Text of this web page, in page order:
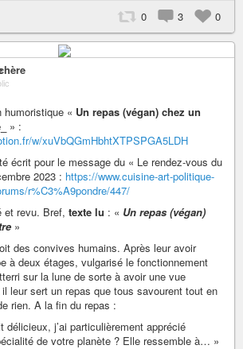
0 3 0
humoristique « Un repas (végan) chez un
» :
w/xuVbQGmHbhtXTPSPGA5LDH
écrit pour le message du « Le rendez-vous du
2023 : https://www.cuisine-art-politique-
r%C3%A9pondre/447/
et revu. Bref, texte lu : « Un repas (végan)
»
des convives humains. Après leur avoir
à deux étages, vulgarisé le fonctionnement
sur la lune de sorte à avoir une vue
leur sert un repas que tous savourent tout en
rien. A la fin du repas :
délicieux, j’ai particulièrement apprécié
de votre planète ? Elle ressemble à… »